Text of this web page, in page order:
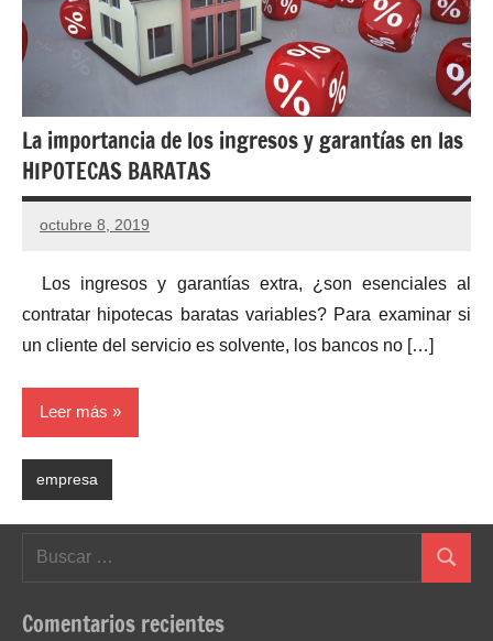
La importancia de los ingresos y garantías en las
HIPOTECAS BARATAS
octubre 8, 2019
Los ingresos y garantías extra, ¿son esenciales al
contratar hipotecas baratas variables? Para examinar si
un cliente del servicio es solvente, los bancos no […]
Leer más
empresa
Buscar
Comentarios recientes